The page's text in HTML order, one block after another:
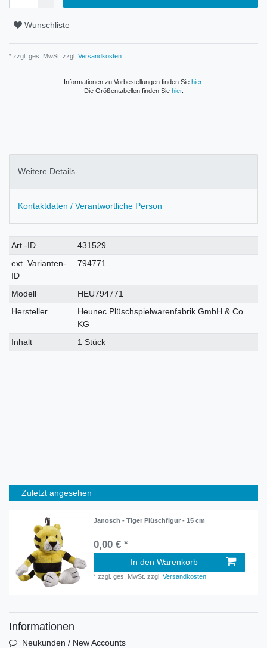
Wunschliste
* zzgl. ges. MwSt. zzgl. Versandkosten
Informationen zu Vorbestellungen finden Sie hier.
Die Größentabellen finden Sie hier.
Weitere Details
Kontaktdaten / Verantwortliche Person
Technisches
Merkmal
Wert
Art.-ID
431529
ext. Varianten-
ID
794771
Modell
HEU794771
Hersteller
Heunec Plüschspielwarenfabrik GmbH & Co.
KG
Inhalt
1 Stück
Zuletzt angesehen
Janosch - Tiger Plüschfigur - 15 cm
0,00 € *
In den Warenkorb
*zzgl. ges. MwSt. zzgl.Versandkosten
Informationen
Neukunden / New Accounts